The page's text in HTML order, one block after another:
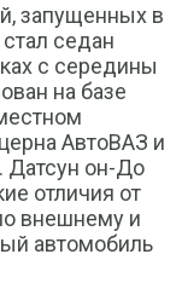
запущенных в
седан
с середины
на базе
АвтоВАЗ и
Датсун он-До
отличия от
внешнему и
автомобиль